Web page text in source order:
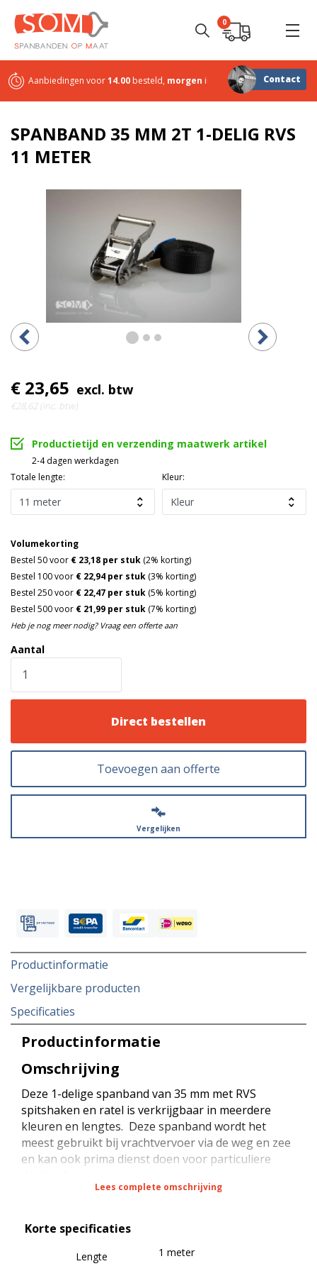
0
Aanbiedingen voor14.00 besteld, morgen in huisSterk in maatwerk
Contact
SPANBAND 35 MM 2T 1-DELIG RVS
11 METER
€ 23,65 excl. btw
€28,62 (inc. btw)
Productietijd en verzending maatwerk artikel
2-4 dagen werkdagen
Totale lengte:
Kleur:
Aantal
Volumekorting
Bestel 50 voor € 23,18 per stuk (2% korting)
Bestel 100 voor € 22,94 per stuk (3% korting)
Bestel 250 voor € 22,47 per stuk (5% korting)
Bestel 500 voor € 21,99 per stuk (7% korting)
Heb je nog meer nodig? Vraag een offerte aan
Direct bestellen
Toevoegen aan offerte
Vergelijken
Productinformatie
Vergelijkbare producten
Specificaties
Productinformatie
Omschrijving
Deze 1-delige spanband van 35 mm met RVS
spitshaken en ratel is verkrijgbaar in meerdere
kleuren en lengtes. Deze spanband wordt het
meest gebruikt bij vrachtvervoer via de weg en zee
en kan ook prima dienst doen voor particuliere
rondsjorren (omsnoeren) en een sterkte van 100
daN (STF) bij kracht zekeren (neerbinden). De
spanband is voorzien van een RVS ratel met een
Lees complete omschrijving
Korte specificaties
Lengte 1 meter